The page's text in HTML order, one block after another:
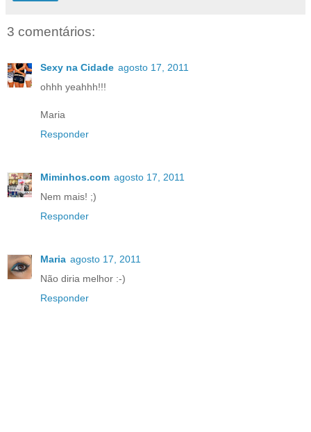
3 comentários:
Sexy na Cidade agosto 17, 2011
ohhh yeahhh!!!
Maria
Responder
Miminhos.com agosto 17, 2011
Nem mais! ;)
Responder
Maria agosto 17, 2011
Não diria melhor :-)
Responder